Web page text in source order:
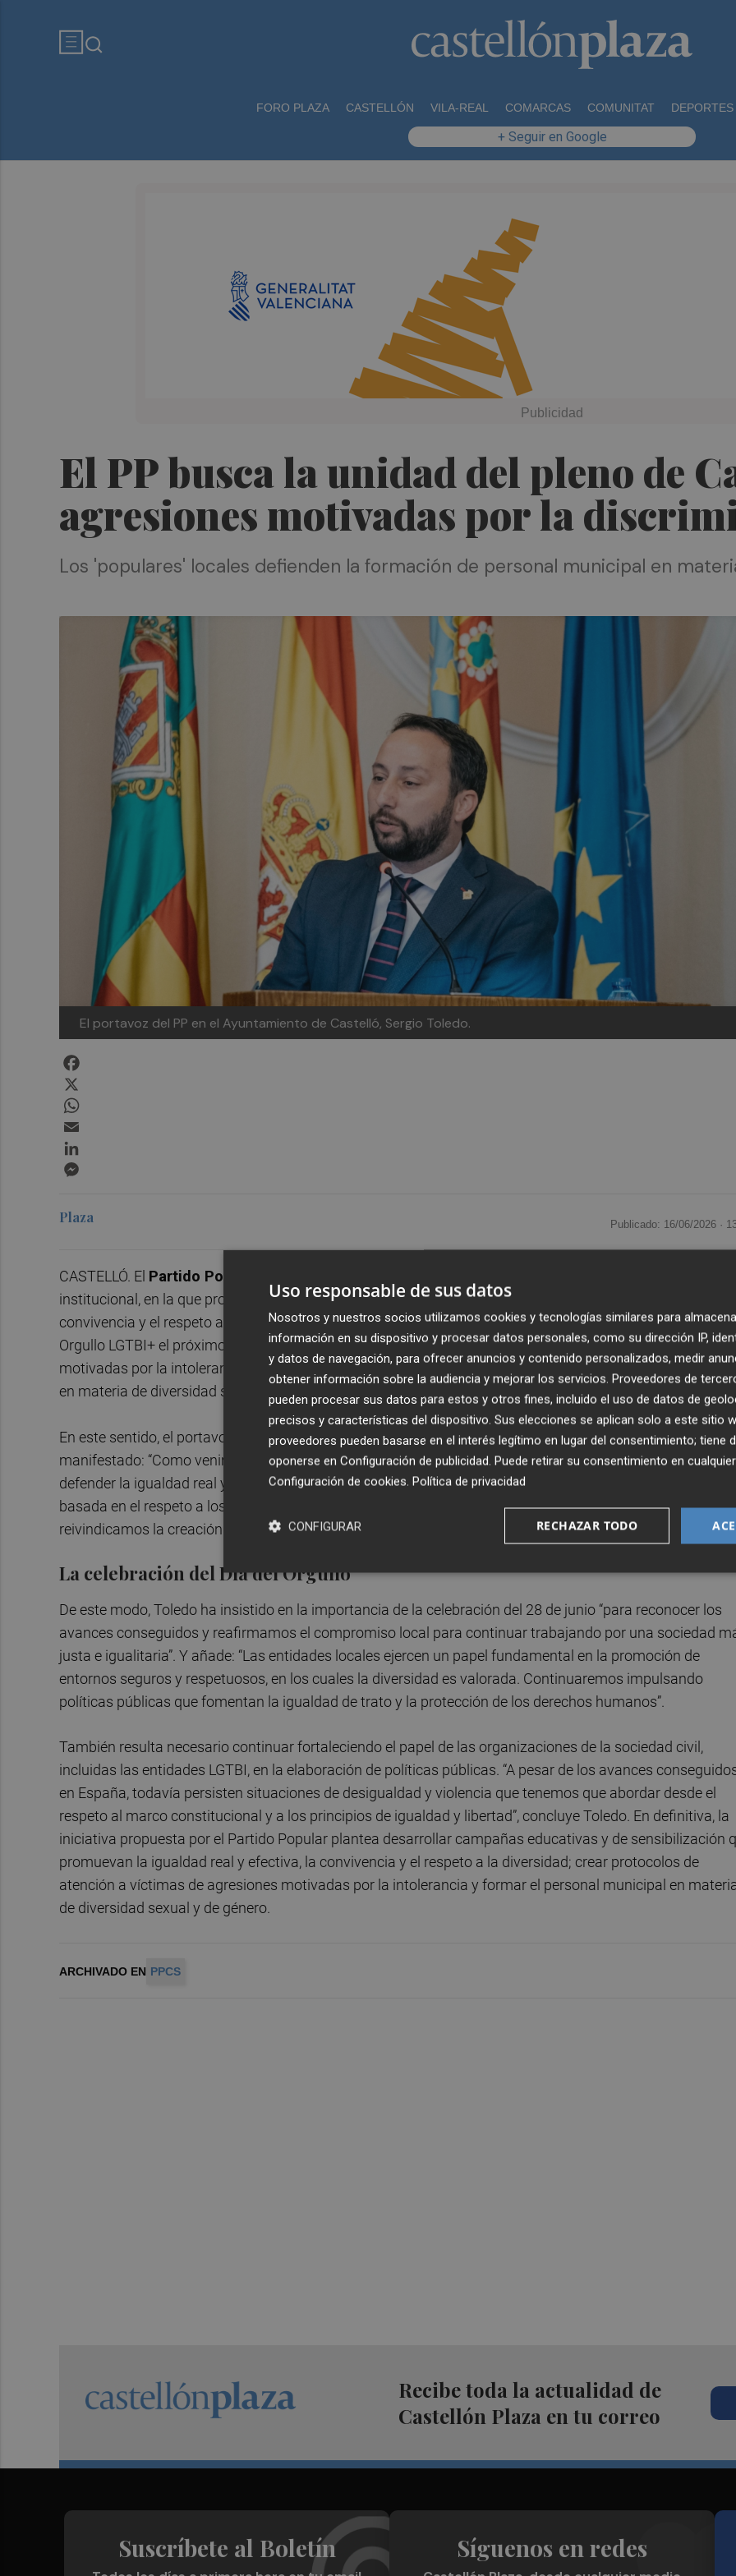
FORO PLAZA CASTELLÓN VILA-REAL COMARCAS COMUNITAT DEPORTES
+ Seguir en Google
El PP busca la unidad del pleno de
agresiones motivadas por la
Los 'populares' locales defienden la formación de personal municipal en
El portavoz del PP en el Ayuntamiento de Castelló, Sergio Toledo.
Plaza Publicado: 16/06/2026 ·
CASTELLÓ. El Partido Popular de Castellón
institucional, en la que promueve la unión de las fuerzas políticas en defensa de la igualdad real y efectiva,
convivencia y el respeto a la diversidad. Y lo ha hecho en el marco de la celebración del Día Internacional
Orgullo LGTBI+ el próximo 28 de junio. El texto presentado por los populares insta a prevenir agresiones
motivadas por la intolerancia o la discriminación sexual. El PP defiende la formación de personal
en materia de diversidad sexual y de género.
En este sentido, el portavoz del Partido Popular en el Ayuntamiento de Castelló,Sergio Toledo, ha
manifestado: “Como venimos haciendo cada 28 de junio, hay que seguir recordando la importancia de
defender la igualdad real y efectiva de las personas LGTBI+ y de fortalecer una convivencia democrática
basada en el respeto a los derechos, la libertad y la dignidad de todas las personas. Del mismo modo,
reivindicamos la creación de espacios seguros y la prevención de cualquier forma de discriminación”.
La celebración del Día del Orgullo
De este modo, Toledo ha insistido en la importancia de la celebración del 28 de junio “para reconocer los
avances conseguidos y reafirmamos el compromiso local para continuar trabajando por una sociedad
justa e igualitaria”. Y añade: “Las entidades locales ejercen un papel fundamental en la promoción de
entornos seguros y respetuosos, en los cuales la diversidad es valorada. Continuaremos impulsando
políticas públicas que fomentan la igualdad de trato y la protección de los derechos humanos”.
También resulta necesario continuar fortaleciendo el papel de las organizaciones de la sociedad civil,
incluidas las entidades LGTBI, en la elaboración de políticas públicas. “A pesar de los avances
en España, todavía persisten situaciones de desigualdad y violencia que tenemos que abordar desde el
respeto al marco constitucional y a los principios de igualdad y libertad”, concluye Toledo. En definitiva, la
iniciativa propuesta por el Partido Popular plantea desarrollar campañas educativas y de sensibilización
promuevan la igualdad real y efectiva, la convivencia y el respeto a la diversidad; crear protocolos de
atención a víctimas de agresiones motivadas por la intolerancia y formar el personal municipal en
de diversidad sexual y de género.
ARCHIVADO EN PPCS
Recibe toda la actualidad de
Castellón Plaza en tu correo
Suscríbete al Boletín Síguenos en redes
Uso responsable de sus datos
Nosotros y nuestros socios utilizamos cookies y tecnologías similares para
información en su dispositivo y procesar datos personales, como su dirección IP,
y datos de navegación, para ofrecer anuncios y contenido personalizados, medir
obtener información sobre la audiencia y mejorar los servicios. Proveedores de
pueden procesar sus datos para estos y otros fines, incluido el uso de datos de
precisos y características del dispositivo. Sus elecciones se aplican solo a este sitio
proveedores pueden basarse en el interés legítimo en lugar del consentimiento; tiene
oponerse en Configuración de publicidad. Puede retirar su consentimiento en
Configuración de cookies. Política de privacidad
RECHAZAR TODO
CONFIGURAR